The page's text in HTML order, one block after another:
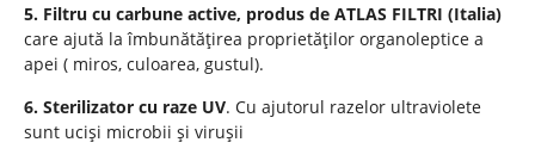
5. Filtru cu carbune active, produs de ATLAS FILTRI (Italia)
care ajută la îmbunătățirea proprietăților organoleptice a
apei ( miros, culoarea, gustul).
6. Sterilizator cu raze UV. Cu ajutorul razelor ultraviolete
sunt uciși microbii și virușii